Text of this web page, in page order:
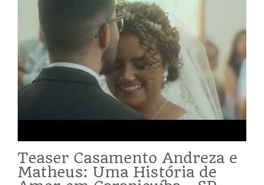
Teaser Casamento Andreza e
Matheus: Uma História de